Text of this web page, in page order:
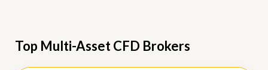
Top Multi-Asset CFD Brokers